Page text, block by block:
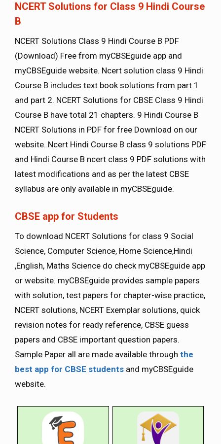
NCERT Solutions for Class 9 Hindi Course
B
NCERT Solutions Class 9 Hindi Course B PDF
(Download) Free from myCBSEguide app and
myCBSEguide website. Ncert solution class 9 Hindi
Course B includes text book solutions from part 1
and part 2. NCERT Solutions for CBSE Class 9 Hindi
Course B have total 21 chapters. 9 Hindi Course B
NCERT Solutions in PDF for free Download on our
website. Ncert Hindi Course B class 9 solutions PDF
and Hindi Course B ncert class 9 PDF solutions with
latest modifications and as per the latest CBSE
syllabus are only available in myCBSEguide.
CBSE app for Students
To download NCERT Solutions for class 9 Social
Science, Computer Science, Home Science,Hindi
,English, Maths Science do check myCBSEguide app
or website. myCBSEguide provides sample papers
with solution, test papers for chapter-wise practice,
NCERT solutions, NCERT Exemplar solutions, quick
revision notes for ready reference, CBSE guess
papers and CBSE important question papers.
Sample Paper all are made available through the
best app for CBSE students and myCBSEguide
website.